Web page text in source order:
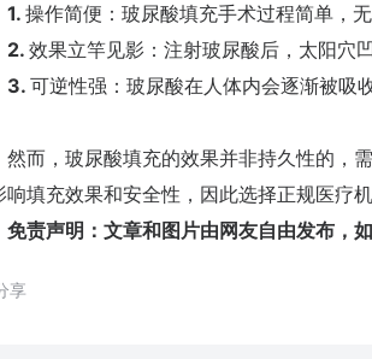
1. 操作简便：玻尿酸填充手术过程简单，
2. 效果立竿见影：注射玻尿酸后，太阳穴
3. 可逆性强：玻尿酸在人体内会逐渐被吸
，玻尿酸填充的效果并非持久性的，需
响填充效果和安全性，因此选择正规医疗
免责声明：文章和图片由网友自由发布，如
享